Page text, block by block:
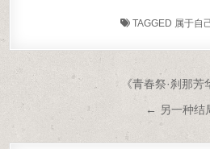
TAGGED 属于自
文章导航
《青春祭·刹那
← 另一种结